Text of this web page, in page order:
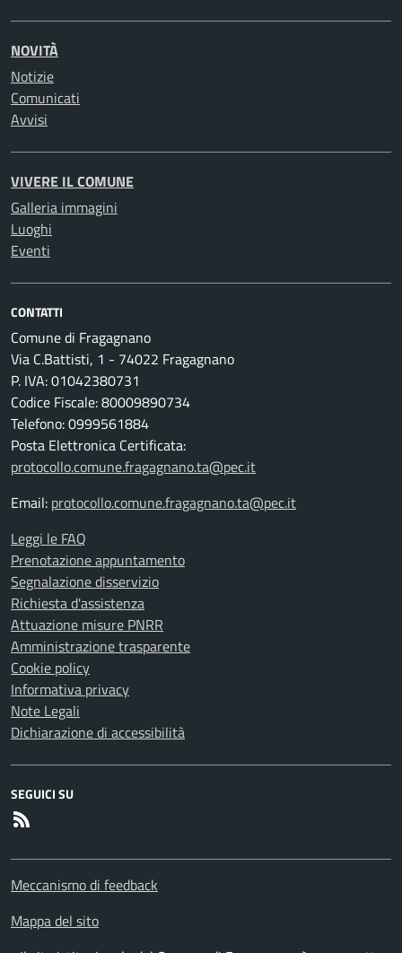
NOVITÀ
Notizie
Comunicati
Avvisi
VIVERE IL COMUNE
Galleria immagini
Luoghi
Eventi
CONTATTI
Comune di Fragagnano
Via C.Battisti, 1 - 74022 Fragagnano
P. IVA: 01042380731
Codice Fiscale: 80009890734
Telefono: 0999561884
Posta Elettronica Certificata:
protocollo.comune.fragagnano.ta@pec.it
Email: protocollo.comune.fragagnano.ta@pec.it
Leggi le FAQ
Prenotazione appuntamento
Segnalazione disservizio
Richiesta d'assistenza
Attuazione misure PNRR
Amministrazione trasparente
Cookie policy
Informativa privacy
Note Legali
Dichiarazione di accessibilità
SEGUICI SU
Meccanismo di feedback
Mappa del sito